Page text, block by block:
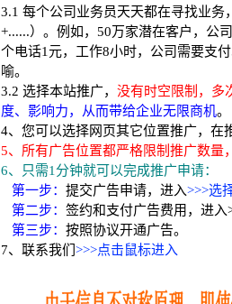
3.1 每个公司业务员天天都在寻找业
+......）。例如，50万家潜在客户，公
个电话1元，工作8小时，公司需要支
喻。
3.2 选择本站推广， 没有时空限制，多
度、影响力，从而带给企业无限商机。
4、您可以选择网页其它位置推广，在
5、所有广告位置都严格限制推广数量
6、只需1分钟就可以完成推广申请：
第一步： 提交广告申请，进入>>>选
第二步： 签约和支付广告费用，进入
第三步： 按照协议开通广告。
7、联系我们 >>>点击鼠标进入